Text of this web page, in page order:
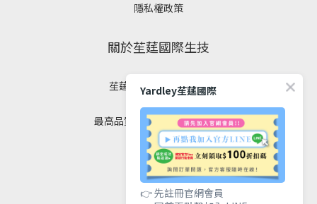
隱私權政策
關於苼莛國際生技
苼莛國際生技有限公司
最高品質｜安全｜健康｜美麗
聯絡我們
Yardley苼莛國際
👉 先註冊官網會員